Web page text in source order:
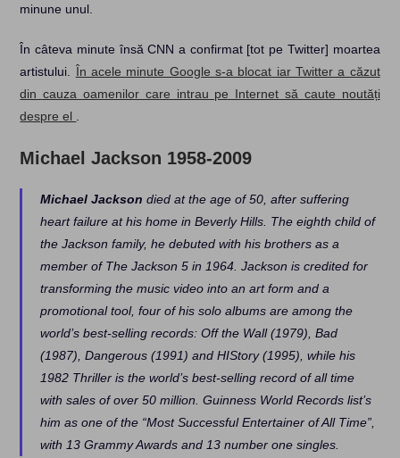
minune unul.
În câteva minute însă CNN a confirmat [tot pe Twitter] moartea
artistului. În acele minute Google s-a blocat iar Twitter a căzut
din cauza oamenilor care intrau pe Internet să caute noutăți
despre el .
Michael Jackson 1958-2009
Michael Jackson died at the age of 50, after suffering
heart failure at his home in Beverly Hills. The eighth child of
the Jackson family, he debuted with his brothers as a
member of The Jackson 5 in 1964. Jackson is credited for
transforming the music video into an art form and a
promotional tool, four of his solo albums are among the
world’s best-selling records: Off the Wall (1979), Bad
(1987), Dangerous (1991) and HIStory (1995), while his
1982 Thriller is the world’s best-selling record of all time
with sales of over 50 million. Guinness World Records list’s
him as one of the “Most Successful Entertainer of All Time”,
with 13 Grammy Awards and 13 number one singles.